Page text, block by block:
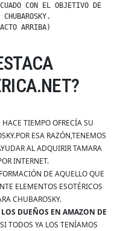
CON EL OBJETIVO DE
ARRIBA)
TIEMPO OFRECÍA SU
ESA RAZÓN,TENEMOS
AL ADQUIRIR TAMARA
INTERNET.
DE AQUELLO QUE
ELEMENTOS ESOTÉRICOS
CHUBAROSKY.
DUEÑOS EN AMAZON DE
TODOS YA LOS TENÍAMOS